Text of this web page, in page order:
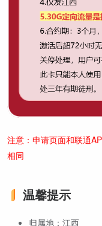
注意：申请页面和联通
相同
温馨提示
归属地：江西